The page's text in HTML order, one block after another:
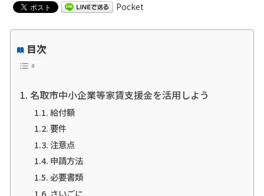
Pocket
目次
名取市中小企業等家賃支援金を活用しよう
給付額
要件
注意点
申請方法
必要書類
さいごに